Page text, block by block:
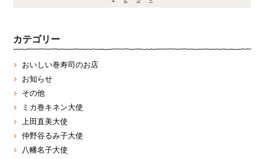
カテゴリー
おいしい巻寿司のお店
お知らせ
その他
ミカ巻キネン大使
上田直美大使
仲野谷るみ子大使
八幡名子大使